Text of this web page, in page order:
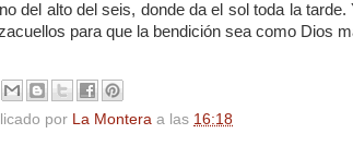
del alto del seis, donde da el sol toda la
para que la bendición sea como Dios
por La Montera a las 16:18